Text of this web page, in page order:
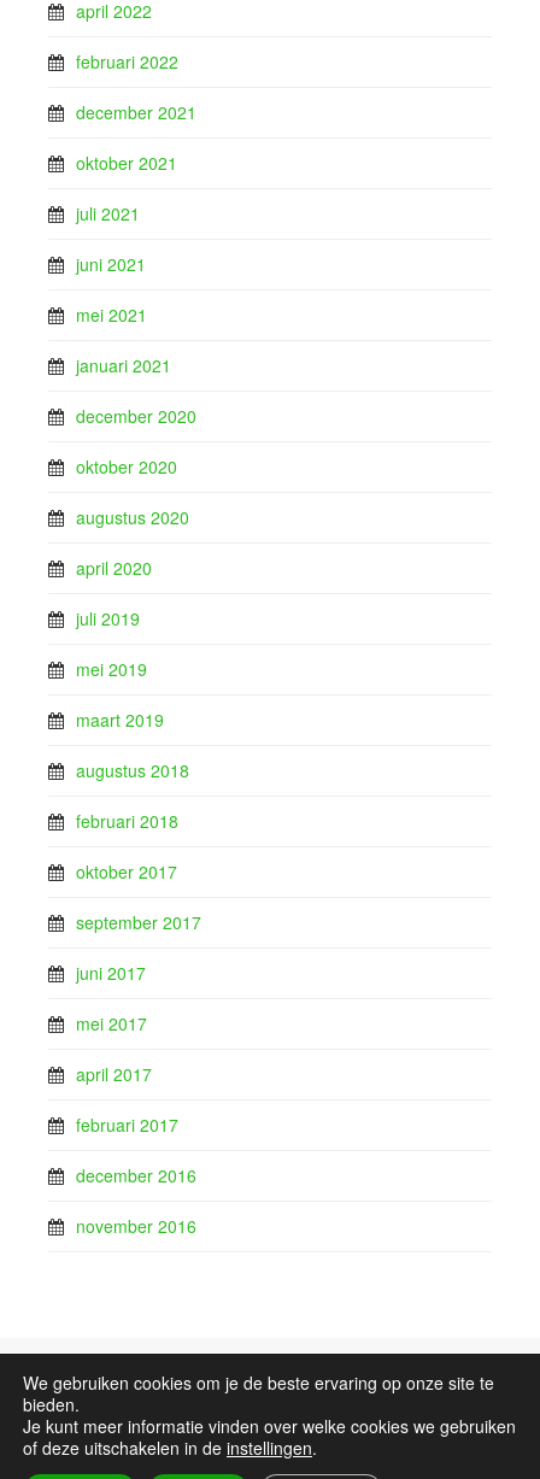
april 2022
februari 2022
december 2021
oktober 2021
juli 2021
juni 2021
mei 2021
januari 2021
december 2020
oktober 2020
augustus 2020
april 2020
juli 2019
mei 2019
maart 2019
augustus 2018
februari 2018
oktober 2017
september 2017
juni 2017
mei 2017
april 2017
februari 2017
december 2016
november 2016
Sitemap
We gebruiken cookies om je de beste ervaring op onze site te
bieden.
Je kunt meer informatie vinden over welke cookies we gebruiken
of deze uitschakelen in de instellingen.